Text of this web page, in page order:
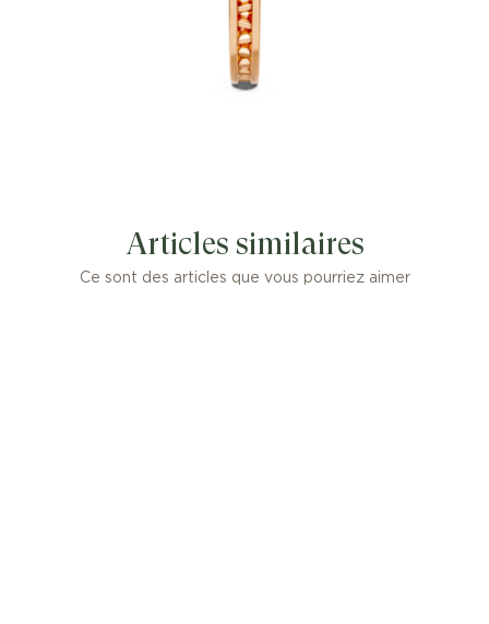
Articles similaires
Ce sont des articles que vous pourriez aimer